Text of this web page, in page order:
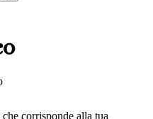
corrisponde alla tua